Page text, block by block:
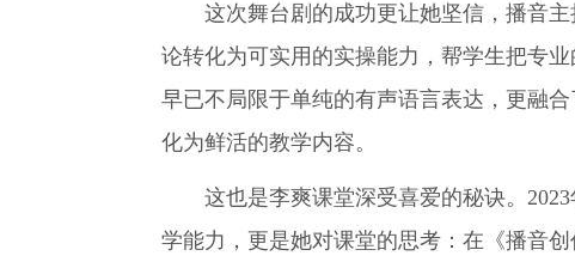
这次舞台剧的成功更让她坚信，播音主
论转化为可实用的实操能力，帮学生把专
早已不局限于单纯的有声语言表达，更融
化为鲜活的教学内容。
这也是李爽课堂深受喜爱的秘诀。2023
学能力，更是她对课堂的思考：在《播音